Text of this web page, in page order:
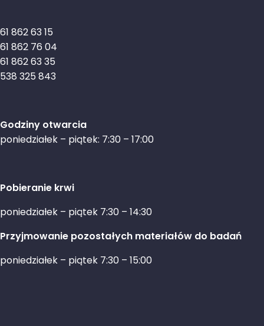
61 862 63 15
61 862 76 04
61 862 63 35
538 325 843
Godziny otwarcia
poniedziałek – piątek: 7:30 – 17:00
Pobieranie krwi
poniedziałek – piątek 7:30 – 14:30
Przyjmowanie pozostałych materiałów do badań
poniedziałek – piątek 7:30 – 15:00